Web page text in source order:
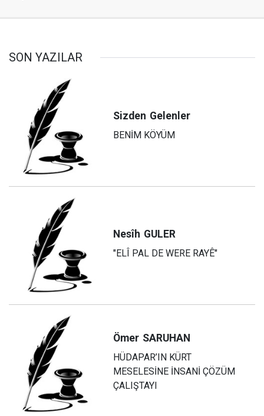
SON YAZILAR
Sizden Gelenler
BENİM KÖYÜM
Nesîh GULER
"ELÎ PAL DE WERE RAYÊ"
Ömer SARUHAN
HÜDAPAR’IN KÜRT
MESELESİNE İNSANİ ÇÖZÜM
ÇALIŞTAYI